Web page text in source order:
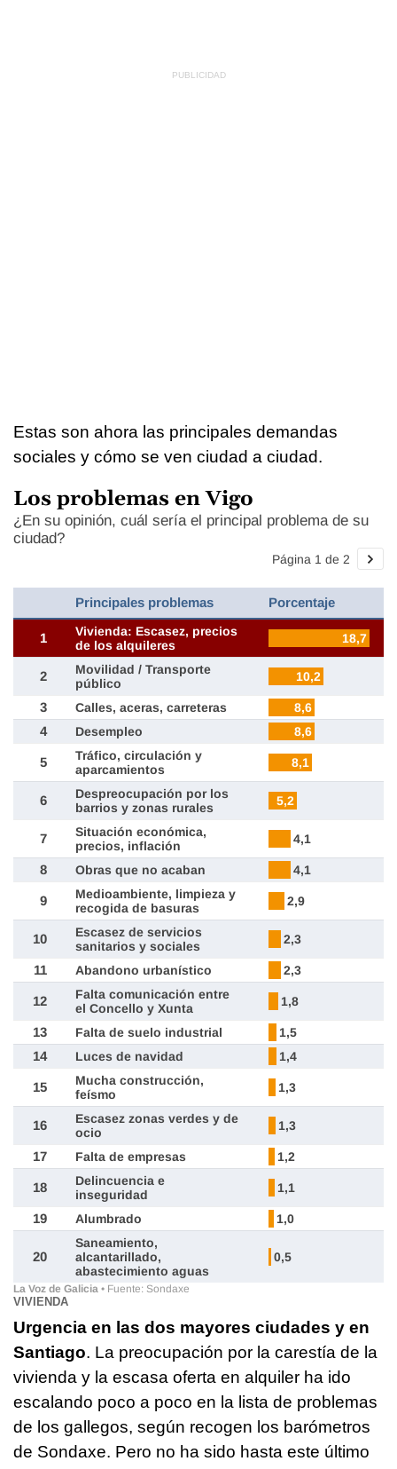
Estas son ahora las principales demandas
sociales y cómo se ven ciudad a ciudad.
VIVIENDA
Urgencia en las dos mayores ciudades y en
Santiago. La preocupación por la carestía de la
vivienda y la escasa oferta en alquiler ha ido
escalando poco a poco en la lista de problemas
de los gallegos, según recogen los barómetros
de Sondaxe. Pero no ha sido hasta este último